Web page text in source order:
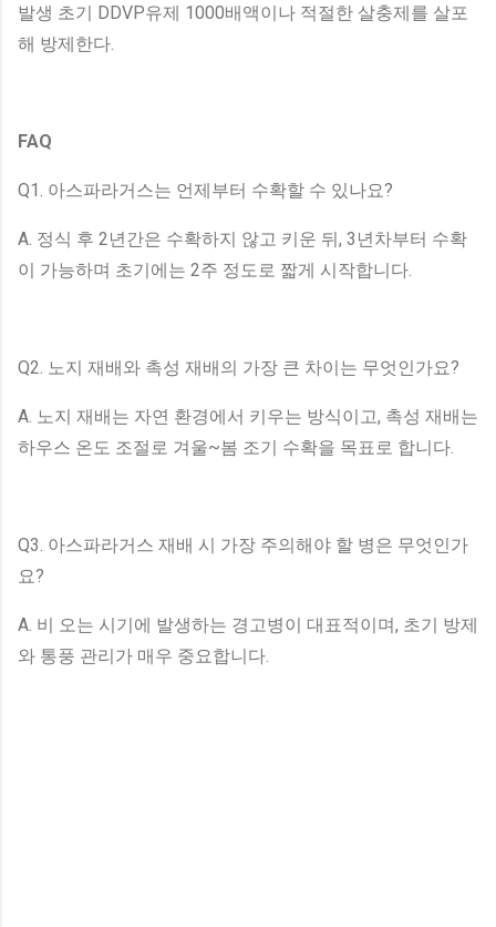
발생 초기 DDVP유제 1000배액이나 적절한 살충제를 살포
해 방제한다.
FAQ
Q1. 아스파라거스는 언제부터 수확할 수 있나요?
A. 정식 후 2년간은 수확하지 않고 키운 뒤, 3년차부터 수확
이 가능하며 초기에는 2주 정도로 짧게 시작합니다.
Q2. 노지 재배와 촉성 재배의 가장 큰 차이는 무엇인가요?
A. 노지 재배는 자연 환경에서 키우는 방식이고, 촉성 재배는
하우스 온도 조절로 겨울~봄 조기 수확을 목표로 합니다.
Q3. 아스파라거스 재배 시 가장 주의해야 할 병은 무엇인가
요?
A. 비 오는 시기에 발생하는 경고병이 대표적이며, 초기 방제
와 통풍 관리가 매우 중요합니다.